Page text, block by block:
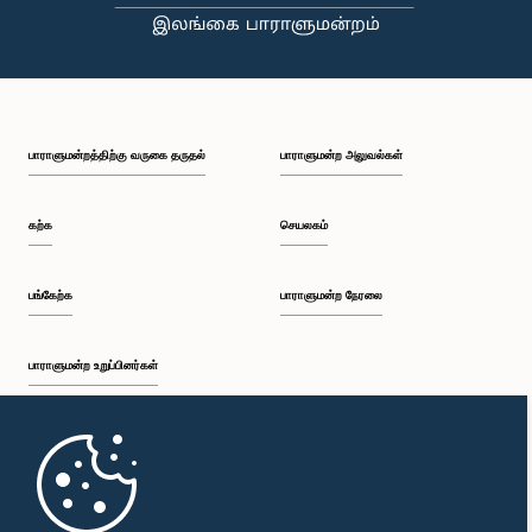
பி.ப. 2:35 - பி.ப. 2:42
பி.ப. 2:48 - பி.ப. 2:53
பி.ப. 2:59 - பி.ப. 3:09
பாராளுமன்றத்திற்கு வருகை தருதல்
கற்க
பங்கேற்க
பாராளுமன்ற உறுப்பினர்கள்
முதற்பக்கம்
பாராளுமன்ற அலுவல்கள்
செயலகம்
பாராளுமன்ற நேரலை